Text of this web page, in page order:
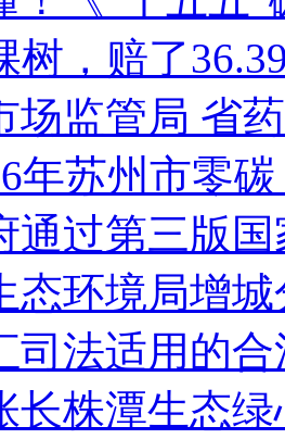
树，赔了
场监管局 省
年苏州市零
通过第三版
态环境局增
司法适用的
长株潭生态